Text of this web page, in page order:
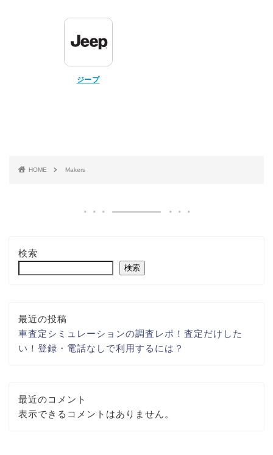
ジープ
HOME Makers
検索
検索
最近の投稿
車査定シミュレーションの調査レポ！査定だけした
い！登録・電話なしで利用するには？
最近のコメント
表示できるコメントはありません。